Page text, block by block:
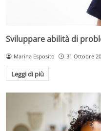
Sviluppare abilità di
Marina Esposito 31 Ottobre
Leggi di più